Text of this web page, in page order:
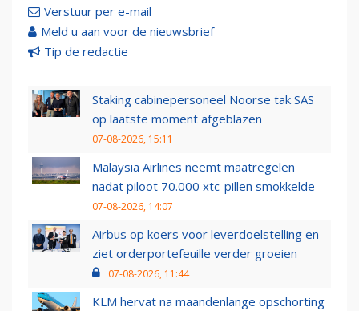
Verstuur per e-mail
Meld u aan voor de nieuwsbrief
Tip de redactie
Staking cabinepersoneel Noorse tak SAS
op laatste moment afgeblazen
07-08-2026, 15:11
Malaysia Airlines neemt maatregelen
nadat piloot 70.000 xtc-pillen smokkelde
07-08-2026, 14:07
Airbus op koers voor leverdoelstelling en
ziet orderportefeuille verder groeien
07-08-2026, 11:44
KLM hervat na maandenlange opschorting